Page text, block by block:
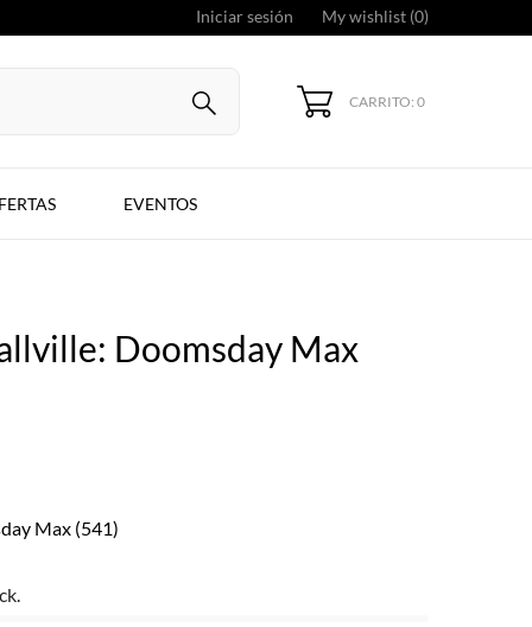
Iniciar sesión My wishlist (0)
CARRITO: 0
EVENTOS
Doomsday Max
Max (541)